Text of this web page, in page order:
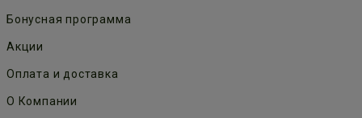
Бонусная программа
Акции
Оплата и доставка
О Компании